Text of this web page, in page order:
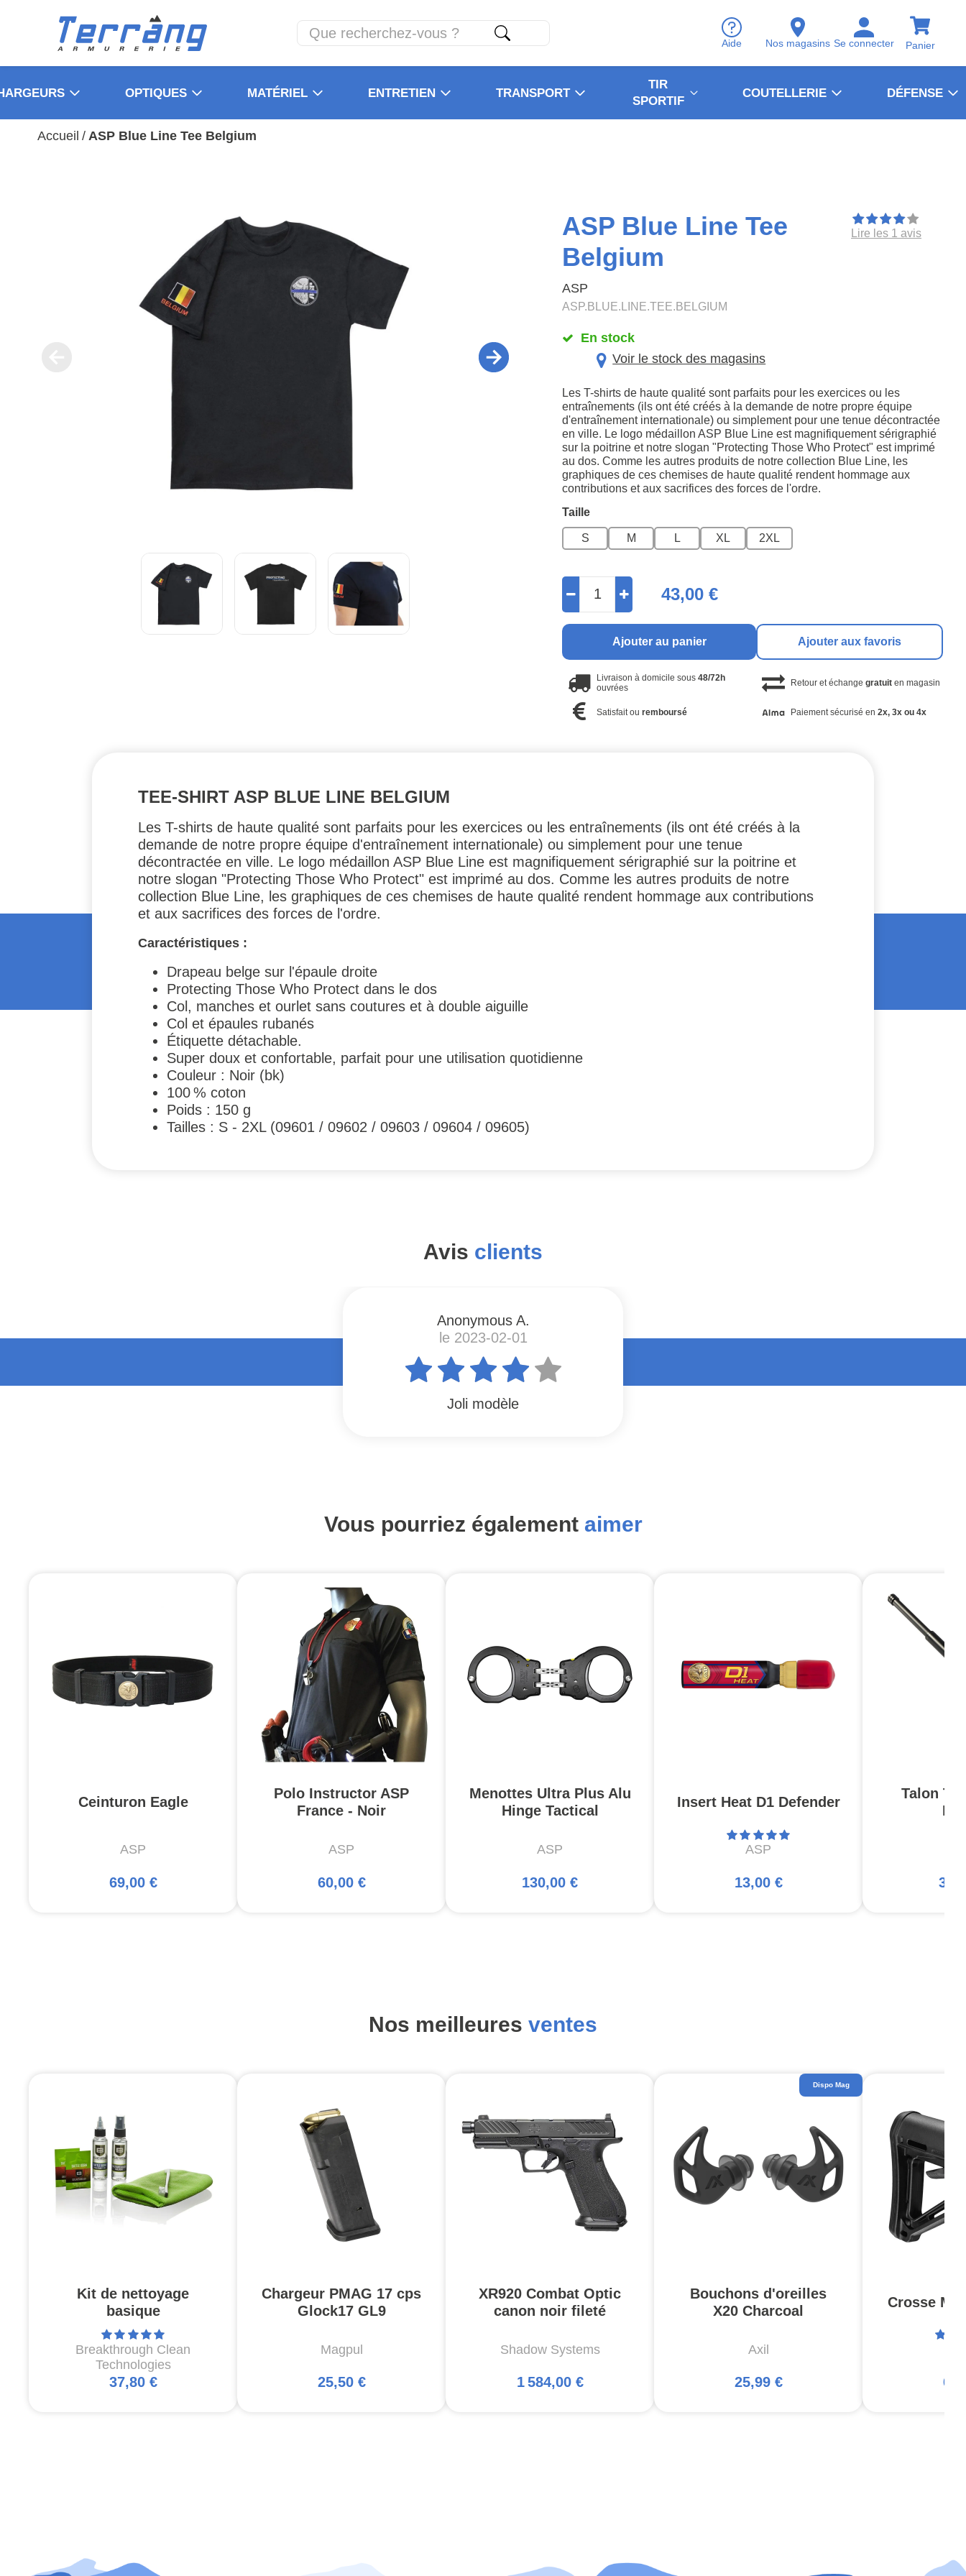
Aide Nos magasins Se connecter Panier
OPTIQUES MATÉRIEL ENTRETIEN TRANSPORT
TIR
SPORTIF
COUTELLERIE DÉFENSE
Accueil / ASP Blue Line Tee Belgium
ASP Blue Line Tee
Belgium
ASP
ASP.BLUE.LINE.TEE.BELGIUM
Lire les 1 avis
En stock
Voir le stock des magasins
Les T-shirts de haute qualité sont parfaits pour les exercices ou les
entraînements (ils ont été créés à la demande de notre propre équipe
d'entraînement internationale) ou simplement pour une tenue décontractée
en ville. Le logo médaillon ASP Blue Line est magnifiquement sérigraphié
sur la poitrine et notre slogan "Protecting Those Who Protect" est imprimé
au dos. Comme les autres produits de notre collection Blue Line, les
graphiques de ces chemises de haute qualité rendent hommage aux
contributions et aux sacrifices des forces de l'ordre.
Taille
S M L XL 2XL
43,00 €
Ajouter au panier Ajouter aux favoris
Livraison à domicile sous48/72h
ouvrées
Retour et échange gratuiten magasin
Satisfait ouremboursé Paiement sécurisé en 2x, 3x ou 4x
TEE-SHIRT ASP BLUE LINE BELGIUM
Les T-shirts de haute qualité sont parfaits pour les exercices ou les entraînements (ils ont été créés à la
demande de notre propre équipe d'entraînement internationale) ou simplement pour une tenue
décontractée en ville. Le logo médaillon ASP Blue Line est magnifiquement sérigraphié sur la poitrine et
notre slogan "Protecting Those Who Protect" est imprimé au dos. Comme les autres produits de notre
collection Blue Line, les graphiques de ces chemises de haute qualité rendent hommage aux contributions
et aux sacrifices des forces de l'ordre.
Caractéristiques :
Drapeau belge sur l'épaule droite
Protecting Those Who Protect dans le dos
Col, manches et ourlet sans coutures et à double aiguille
Col et épaules rubanés
Étiquette détachable.
Super doux et confortable, parfait pour une utilisation quotidienne
Couleur : Noir (bk)
100 % coton
Poids : 150 g
Tailles : S - 2XL (09601 / 09602 / 09603 / 09604 / 09605)
Avis clients
Anonymous A.
le 2023-02-01
Joli modèle
Vous pourriez également aimer
Ceinturon Eagle
ASP
69,00 €
Polo Instructor ASP
France - Noir
ASP
60,00 €
Menottes Ultra Plus Alu
Hinge Tactical
ASP
130,00 €
Insert Heat D1 Defender
ASP
13,00 €
Talon
Nos meilleures ventes
Kit de nettoyage
basique
Breakthrough Clean
Technologies
37,80 €
Chargeur PMAG 17 cps
Glock17 GL9
Magpul
25,50 €
XR920 Combat Optic
canon noir fileté
Shadow Systems
1 584,00 €
Bouchons d'oreilles
X20 Charcoal
Axil
25,99 €
Dispo Mag
Crosse